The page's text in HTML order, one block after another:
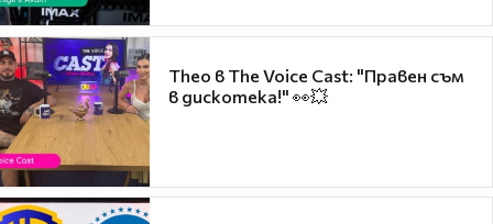
Theo в The Voice Cast: "Правен съм
в дискотека!" 👀💥